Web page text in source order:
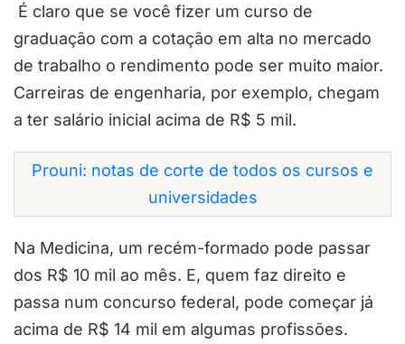
É claro que se você fizer um curso de
graduação com a cotação em alta no mercado
de trabalho o rendimento pode ser muito maior.
Carreiras de engenharia, por exemplo, chegam
a ter salário inicial acima de R$ 5 mil.
Prouni: notas de corte de todos os cursos e
universidades
Na Medicina, um recém-formado pode passar
dos R$ 10 mil ao mês. E, quem faz direito e
passa num concurso federal, pode começar já
acima de R$ 14 mil em algumas profissões.